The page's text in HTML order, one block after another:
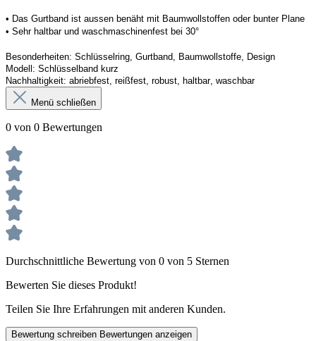
• Das Gurtband ist aussen benäht mit Baumwollstoffen oder bunter Plane
• Sehr haltbar und waschmaschinenfest bei 30°
Besonderheiten: Schlüsselring, Gurtband, Baumwollstoffe, Design
Modell: Schlüsselband kurz
Nachhaltigkeit: abriebfest, reißfest, robust, haltbar, waschbar
Menü schließen
0 von 0 Bewertungen
Durchschnittliche Bewertung von 0 von 5 Sternen
Bewerten Sie dieses Produkt!
Teilen Sie Ihre Erfahrungen mit anderen Kunden.
Bewertung schreiben Bewertungen anzeigen